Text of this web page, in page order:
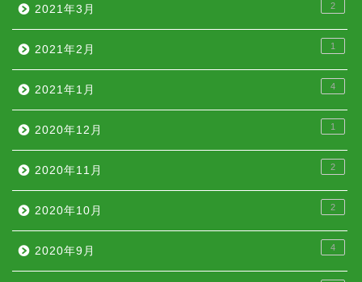
2021年3月 2
2021年2月 1
2021年1月 4
2020年12月 1
2020年11月 2
2020年10月 2
2020年9月 4